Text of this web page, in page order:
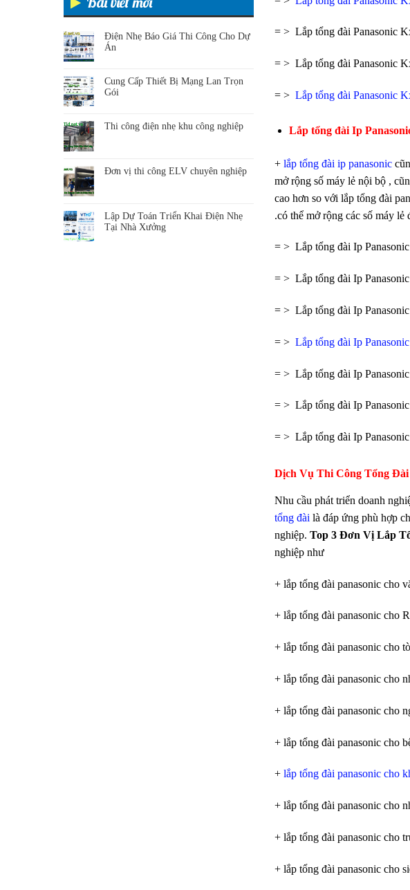
Điện Nhẹ Báo Giá Thi Công Cho Dự
Án
Cung Cấp Thiết Bị Mạng Lan Trọn
Gói
Thi công điện nhẹ khu công nghiệp
Đơn vị thi công ELV chuyên nghiệp
Lập Dự Toán Triển Khai Điện Nhẹ
Tại Nhà Xưởng
= > Lắp tổng đài Panasonic
= > Lắp tổng đài Panasonic
= > Lắp tổng đài Panasonic
Lắp tổng đài Ip
+ lắp tổng đài ip panasonic
mở rộng số máy lẻ nội bộ ,
cao hơn so với lắp tổng đài
.có thể mở rộng các số máy
= > Lắp tổng đài Ip
= > Lắp tổng đài Ip
= > Lắp tổng đài Ip
= > Lắp tổng đài Ip
= > Lắp tổng đài Ip
= > Lắp tổng đài Ip
= > Lắp tổng đài Ip
Dịch Vụ Thi Công Tổng Đài
Nhu cầu phát triển doanh
tổng đài là đáp ứng phù hợp
nghiệp. Top 3 Đơn Vị Lắp
nghiệp như
+ lắp tổng đài panasonic cho
+ lắp tổng đài panasonic cho
+ lắp tổng đài panasonic cho
+ lắp tổng đài panasonic cho
+ lắp tổng đài panasonic cho
+ lắp tổng đài panasonic cho
+ lắp tổng đài panasonic cho
+ lắp tổng đài panasonic cho
+ lắp tổng đài panasonic cho
+ lắp tổng đài panasonic cho